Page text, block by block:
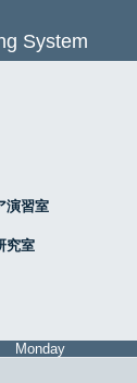
System
演習室
究室
Monday